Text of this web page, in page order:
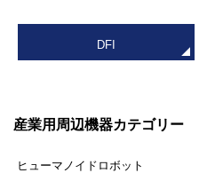
産業用周辺機器カテゴリー
ヒューマノイドロボット
DFI